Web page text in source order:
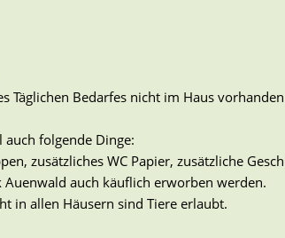
Täglichen Bedarfes nicht im Haus
folgende Dinge:
zusätzliches WC Papier, zusätzliche
auch käuflich erworben werden.
in allen Häusern sind Tiere erlaubt.